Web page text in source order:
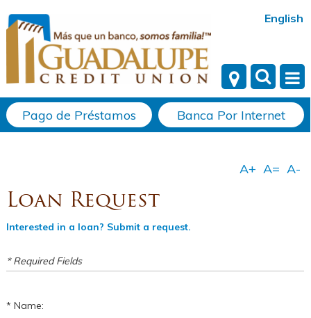
English
Pago de Préstamos Banca Por Internet
Loan Request
Interested in a loan? Submit a request.
* Required Fields
Name: